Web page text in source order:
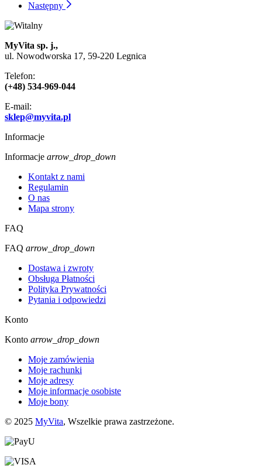
Następny
MyVita sp. j.,
ul. Nowodworska 17, 59-220 Legnica
Telefon:
(+48) 534-969-044
E-mail:
sklep@myvita.pl
Informacje
Informacje arrow_drop_down
Kontakt z nami
Regulamin
O nas
Mapa strony
FAQ
FAQ arrow_drop_down
Dostawa i zwroty
Obsługa Płatności
Polityka Prywatności
Pytania i odpowiedzi
Konto
Konto arrow_drop_down
Moje zamówienia
Moje rachunki
Moje adresy
Moje informacje osobiste
Moje bony
© 2025 MyVita, Wszelkie prawa zastrzeżone.